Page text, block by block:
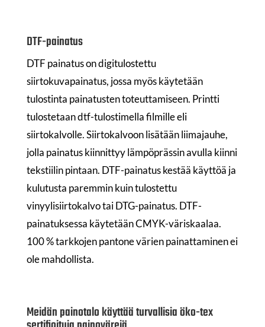
DTF-painatus
DTF painatus on digitulostettu
siirtokuvapainatus, jossa myös käytetään
tulostinta painatusten toteuttamiseen. Printti
tulostetaan dtf-tulostimella filmille eli
siirtokalvolle. Siirtokalvoon lisätään liimajauhe,
jolla painatus kiinnittyy lämpöprässin avulla kiinni
tekstiilin pintaan. DTF-painatus kestää käyttöä ja
kulutusta paremmin kuin tulostettu
vinyylisiirtokalvo tai DTG-painatus. DTF-
painatuksessa käytetään CMYK-väriskaalaa.
100 % tarkkojen pantone värien painattaminen ei
ole mahdollista.
Meidän painotalo käyttää turvallisia öko-tex